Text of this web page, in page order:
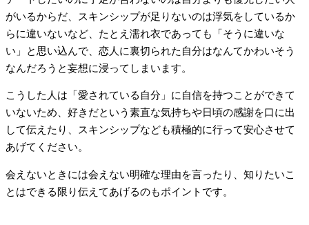
がいるからだ、スキンシップが足りないのは浮気をしているか
らに違いないなど、たとえ濡れ衣であっても「そうに違いな
い」と思い込んで、恋人に裏切られた自分はなんてかわいそう
なんだろうと妄想に浸ってしまいます。
こうした人は「愛されている自分」に自信を持つことができて
いないため、好きだという素直な気持ちや日頃の感謝を口に出
して伝えたり、スキンシップなども積極的に行って安心させて
あげてください。
会えないときには会えない明確な理由を言ったり、知りたいこ
とはできる限り伝えてあげるのもポイントです。